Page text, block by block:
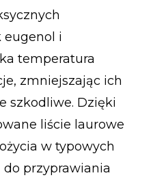
eugenol i
temperatura
zmniejszając ich
szkodliwe. Dzięki
liście laurowe
w typowych
przyprawiania